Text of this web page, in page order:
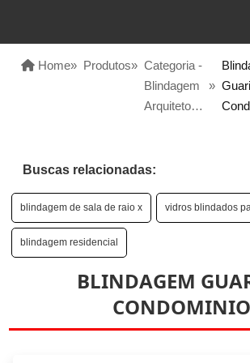
Home» Produtos» Categoria -
Blindagem
Arquitetonica
»
Buscas relacionadas:
blindagem de sala de raio x vidros blindados
blindagem residencial
BLINDAGEM
CONDOMINIO